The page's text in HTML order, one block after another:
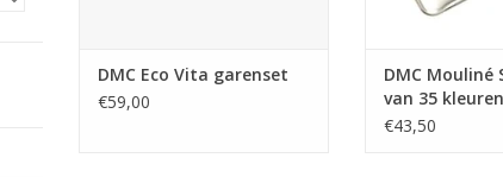
DMC Eco Vita garenset
€59,00
DMC Mouliné
van 35
doos
€43,50